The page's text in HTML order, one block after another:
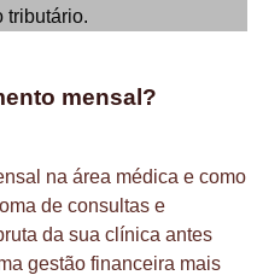
mensal?
na área médica e como
de consultas e
da sua clínica antes
gestão financeira mais